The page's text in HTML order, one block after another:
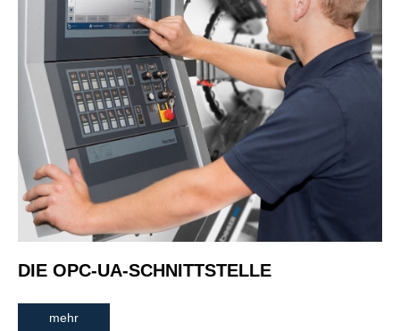
DIE OPC-UA-SCHNITTSTELLE
mehr